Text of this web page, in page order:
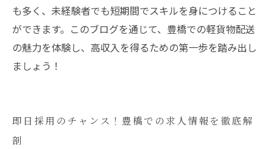
も多く、未経験者でも短期間でスキルを身につけること
ができます。このブログを通じて、豊橋での軽貨物配送
の魅力を体験し、高収入を得るための第一歩を踏み出し
ましょう！
即日採用のチャンス！豊橋での求人情報を徹底解
剖